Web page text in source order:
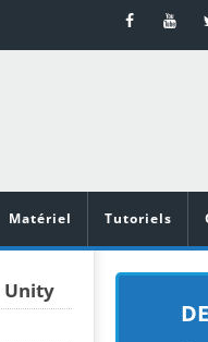
Matériel Tutoriels
Unity